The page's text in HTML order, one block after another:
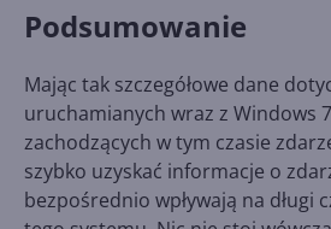
Podsumowanie
Mając tak szczegółowe dane
uruchamianych wraz z Windows
zachodzących w tym czasie
szybko uzyskać informacje o
bezpośrednio wpływają na długi